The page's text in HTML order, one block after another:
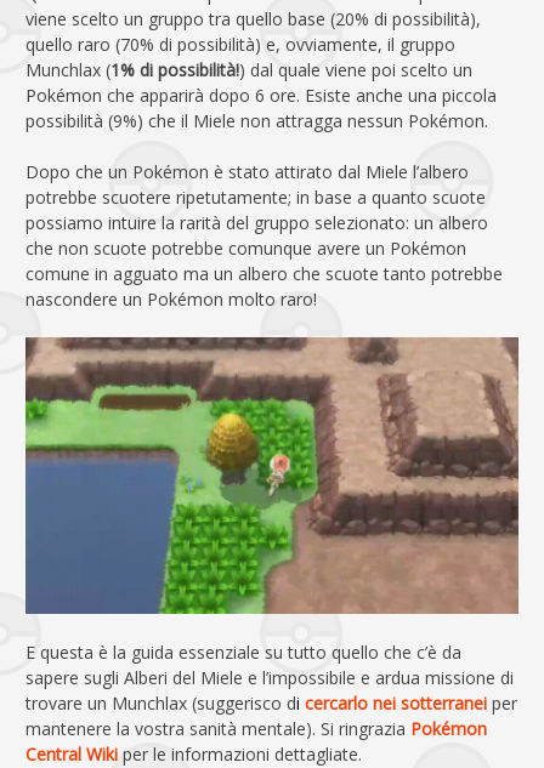
viene scelto un gruppo tra quello base (20% di possibilità),
quello raro (70% di possibilità) e, ovviamente, il gruppo
Munchlax (1% di possibilità!) dal quale viene poi scelto un
Pokémon che apparirà dopo 6 ore. Esiste anche una piccola
possibilità (9%) che il Miele non attragga nessun Pokémon.
Dopo che un Pokémon è stato attirato dal Miele l’albero
potrebbe scuotere ripetutamente; in base a quanto scuote
possiamo intuire la rarità del gruppo selezionato: un albero
che non scuote potrebbe comunque avere un Pokémon
comune in agguato ma un albero che scuote tanto potrebbe
nascondere un Pokémon molto raro!
E questa è la guida essenziale su tutto quello che c’è da
sapere sugli Alberi del Miele e l’impossibile e ardua missione di
trovare un Munchlax (suggerisco di cercarlo nei sotterranei per
mantenere la vostra sanità mentale). Si ringrazia Pokémon
Central Wiki per le informazioni dettagliate.